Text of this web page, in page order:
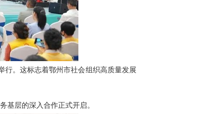
。这标志着鄂州市社会组织高质量发展
基层的深入合作正式开启。